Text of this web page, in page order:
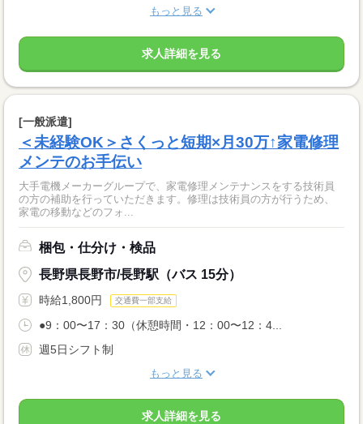
もっと見る
求人詳細を見る
[一般派遣]
＜未経験OK＞さくっと短期×月30万↑家電修理
メンテのお手伝い
大手電機メーカーグループで、家電修理メンテナンスをする技術員
の方の補助を行っていただきます。修理は技術員の方が行うため、
家電の移動などのフォ...
梱包・仕分け・検品
長野県長野市/長野駅（バス 15分）
時給1,800円 交通費一部支給
●9：00〜17：30（休憩時間・12：00〜12：4...
週5日シフト制
もっと見る
求人詳細を見る